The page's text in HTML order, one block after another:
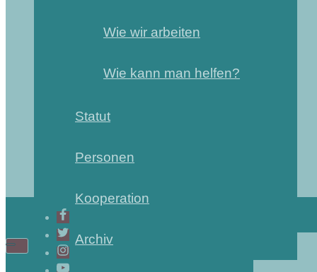
Wie wir arbeiten
Wie kann man helfen?
Statut
Personen
Kooperation
Archiv